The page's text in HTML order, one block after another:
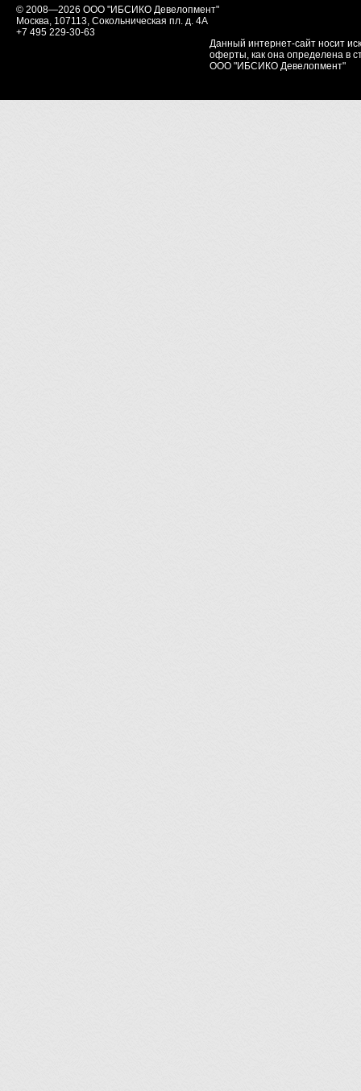
© 2008—2026 ООО "ИБСИКО Девелопмент"
Москва, 107113, Сокольническая пл. д. 4А
+7 495 229-30-63
Данный интернет-сайт носит
оферты, как она определена в
ООО "ИБСИКО Девелопмент"